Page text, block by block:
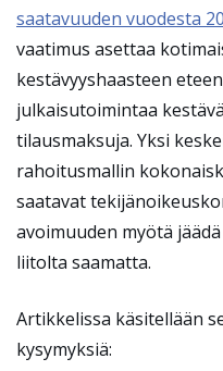
saatavuuden vuodesta
vaatimus asettaa
kestävyyshaasteen
julkaisutoimintaa
tilausmaksuja. Yksi
rahoitusmallin
saatavat
avoimuuden myötä
liitolta saamatta.
Artikkelissa käsitellään
kysymyksiä: